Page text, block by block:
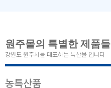
원주몰의 특별한 제품들
강원도 원주시를 대표하는 특산물 입니다
농특산품